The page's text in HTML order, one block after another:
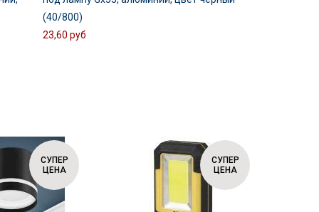
(40/800)
23,60 руб
СУПЕР
ЦЕНА
СУПЕР
ЦЕНА